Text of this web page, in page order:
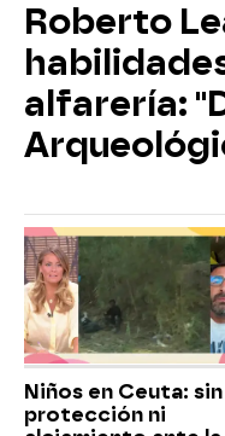
Roberto
alfarería:
Niños en Ceuta: sin
protección ni